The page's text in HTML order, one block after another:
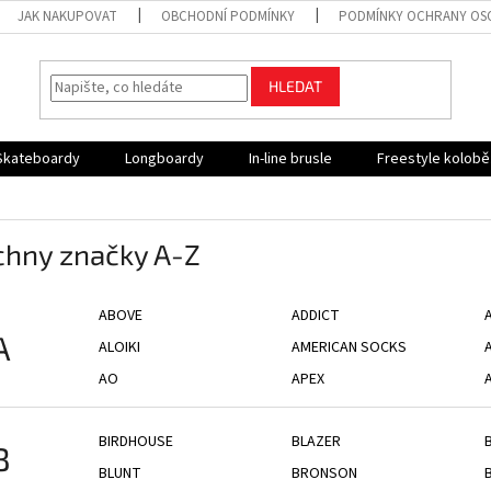
JAK NAKUPOVAT OBCHODNÍ PODMÍNKY PODMÍNKY OCHRANY
HLEDAT
Longboardy In-line brusle Freestyle
značky A-Z
ABOVE ADDICT
ALOIKI
AMERICAN SOCKS
AO
APEX
BIRDHOUSE BLAZER
BLUNT
BRONSON